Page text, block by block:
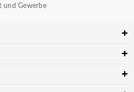
und Gewerbe